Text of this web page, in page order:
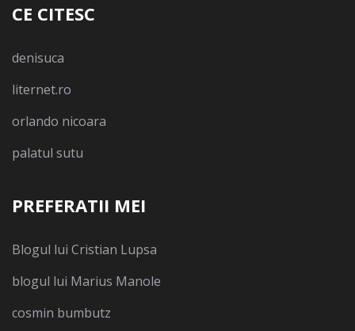
CE CITESC
denisuca
liternet.ro
orlando nicoara
palatul sutu
PREFERATII MEI
Blogul lui Cristian Lupsa
blogul lui Marius Manole
cosmin bumbutz